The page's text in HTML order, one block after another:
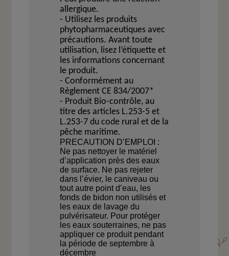
allergique.
- Utilisez les produits
phytopharmaceutiques avec
précautions. Avant toute
utilisation, lisez l’étiquette et
les informations concernant
le produit.
- Conformément au
Règlement CE 834/2007*
- Produit Bio-contrôle, au
titre des articles L.253-5 et
L.253-7 du code rural et de la
pêche maritime.
PRECAUTION D’EMPLOI :
Ne pas nettoyer le matériel
d’application près deseaux
de surface. Ne pas rejeter
dans l’évier, lecaniveau ou
tout autre point d’eau, les
fonds de bidon non utilisés et
les eaux de lavage du
pulvérisateur. Pour protéger
les eaux souterraines, ne pas
appliquer ce produit pendant
la période deseptembre à
décembre